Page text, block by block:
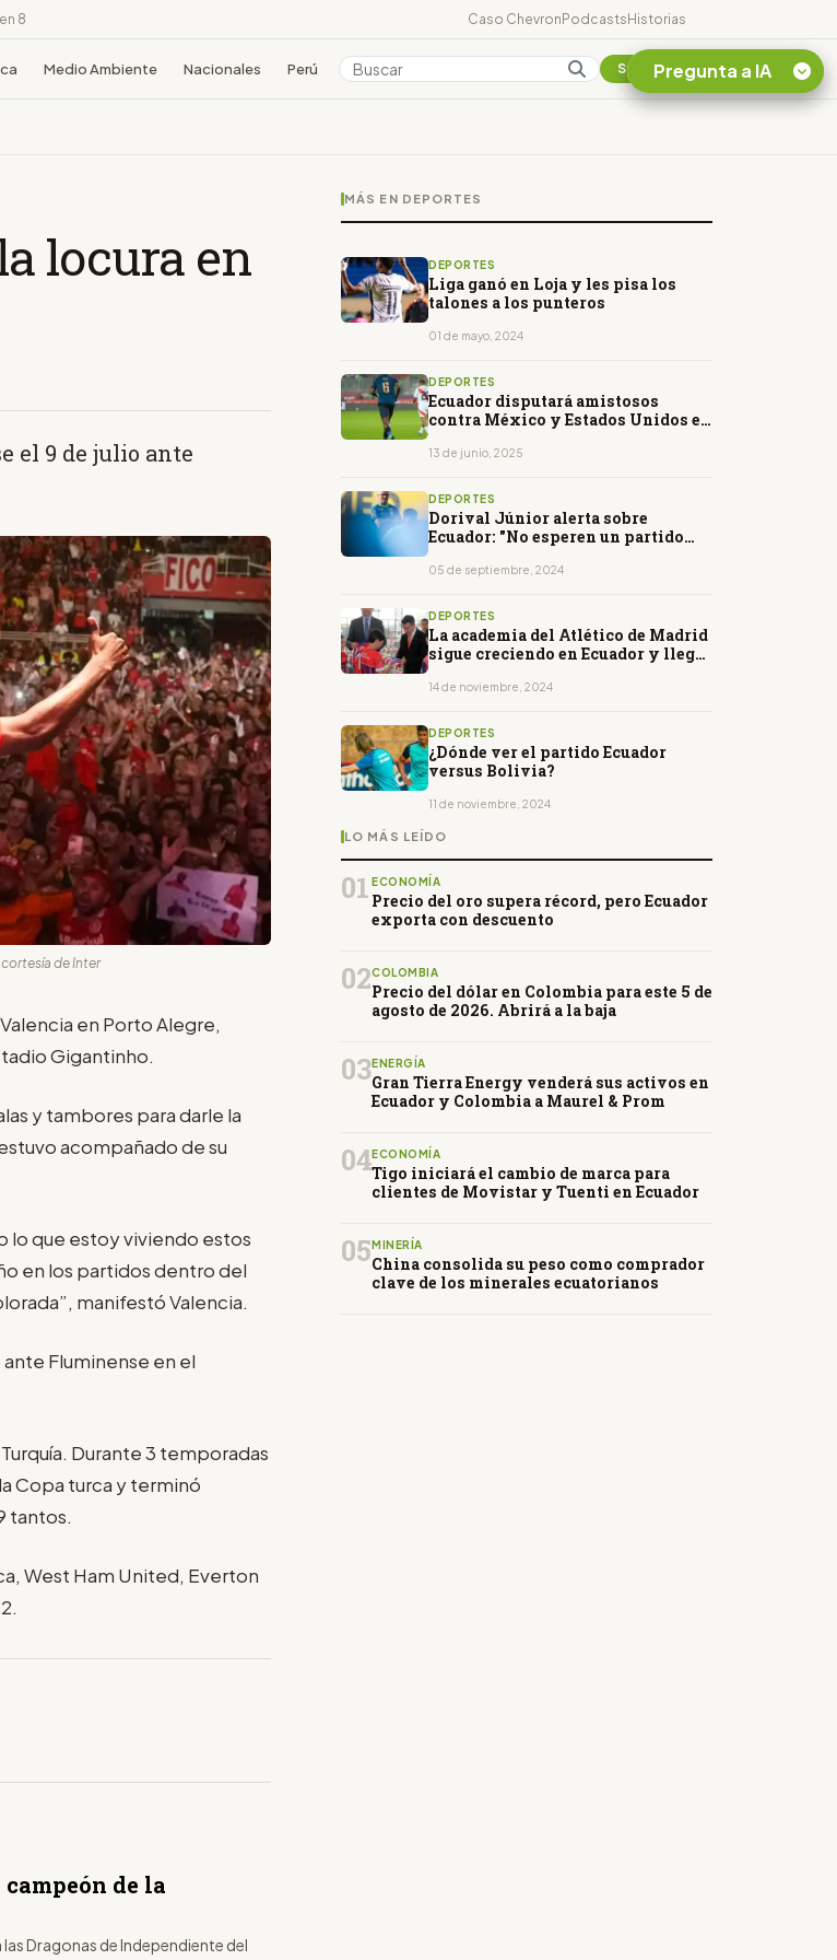
8 Caso ChevronPodcastsHistorias
Medio Ambiente Nacionales Perú Colombia Suscribirse
locura en
el 9 de julio ante
de Inter
en Porto Alegre,
Gigantinho.
y tambores para darle la
acompañado de su
lo que estoy viviendo estos
en los partidos dentro del
manifestó Valencia.
Fluminense en el
Durante 3 temporadas
Copa turca y terminó
tantos.
West Ham United, Everton
de la
Dragonas de Independiente del
MÁS EN DEPORTES
DEPORTES
Liga ganó en Loja y les pisa los
talones a los punteros
01 de mayo, 2024
DEPORTES
Ecuador disputará amistosos
contra México y Estados Unidos en
13 de junio, 2025
DEPORTES
Dorival Júnior alerta sobre
Ecuador: "No esperen un partido
05 de septiembre, 2024
DEPORTES
La academia del Atlético de Madrid
sigue creciendo en Ecuador y llegó
14 de noviembre, 2024
DEPORTES
¿Dónde ver el partido Ecuador
versus Bolivia?
11 de noviembre, 2024
LO MÁS LEÍDO
01 ECONOMÍA
Precio del oro supera récord, pero Ecuador
exporta con descuento
02COLOMBIA
Precio del dólar en Colombia para este 5 de
agosto de 2026. Abrirá a la baja
03ENERGÍA
Gran Tierra Energy venderá sus activos en
Ecuador y Colombia a Maurel & Prom
04ECONOMÍA
Tigo iniciará el cambio de marca para
clientes de Movistar y Tuenti en Ecuador
05 MINERÍA
China consolida su peso como comprador
clave de los minerales ecuatorianos
Pregunta a IA